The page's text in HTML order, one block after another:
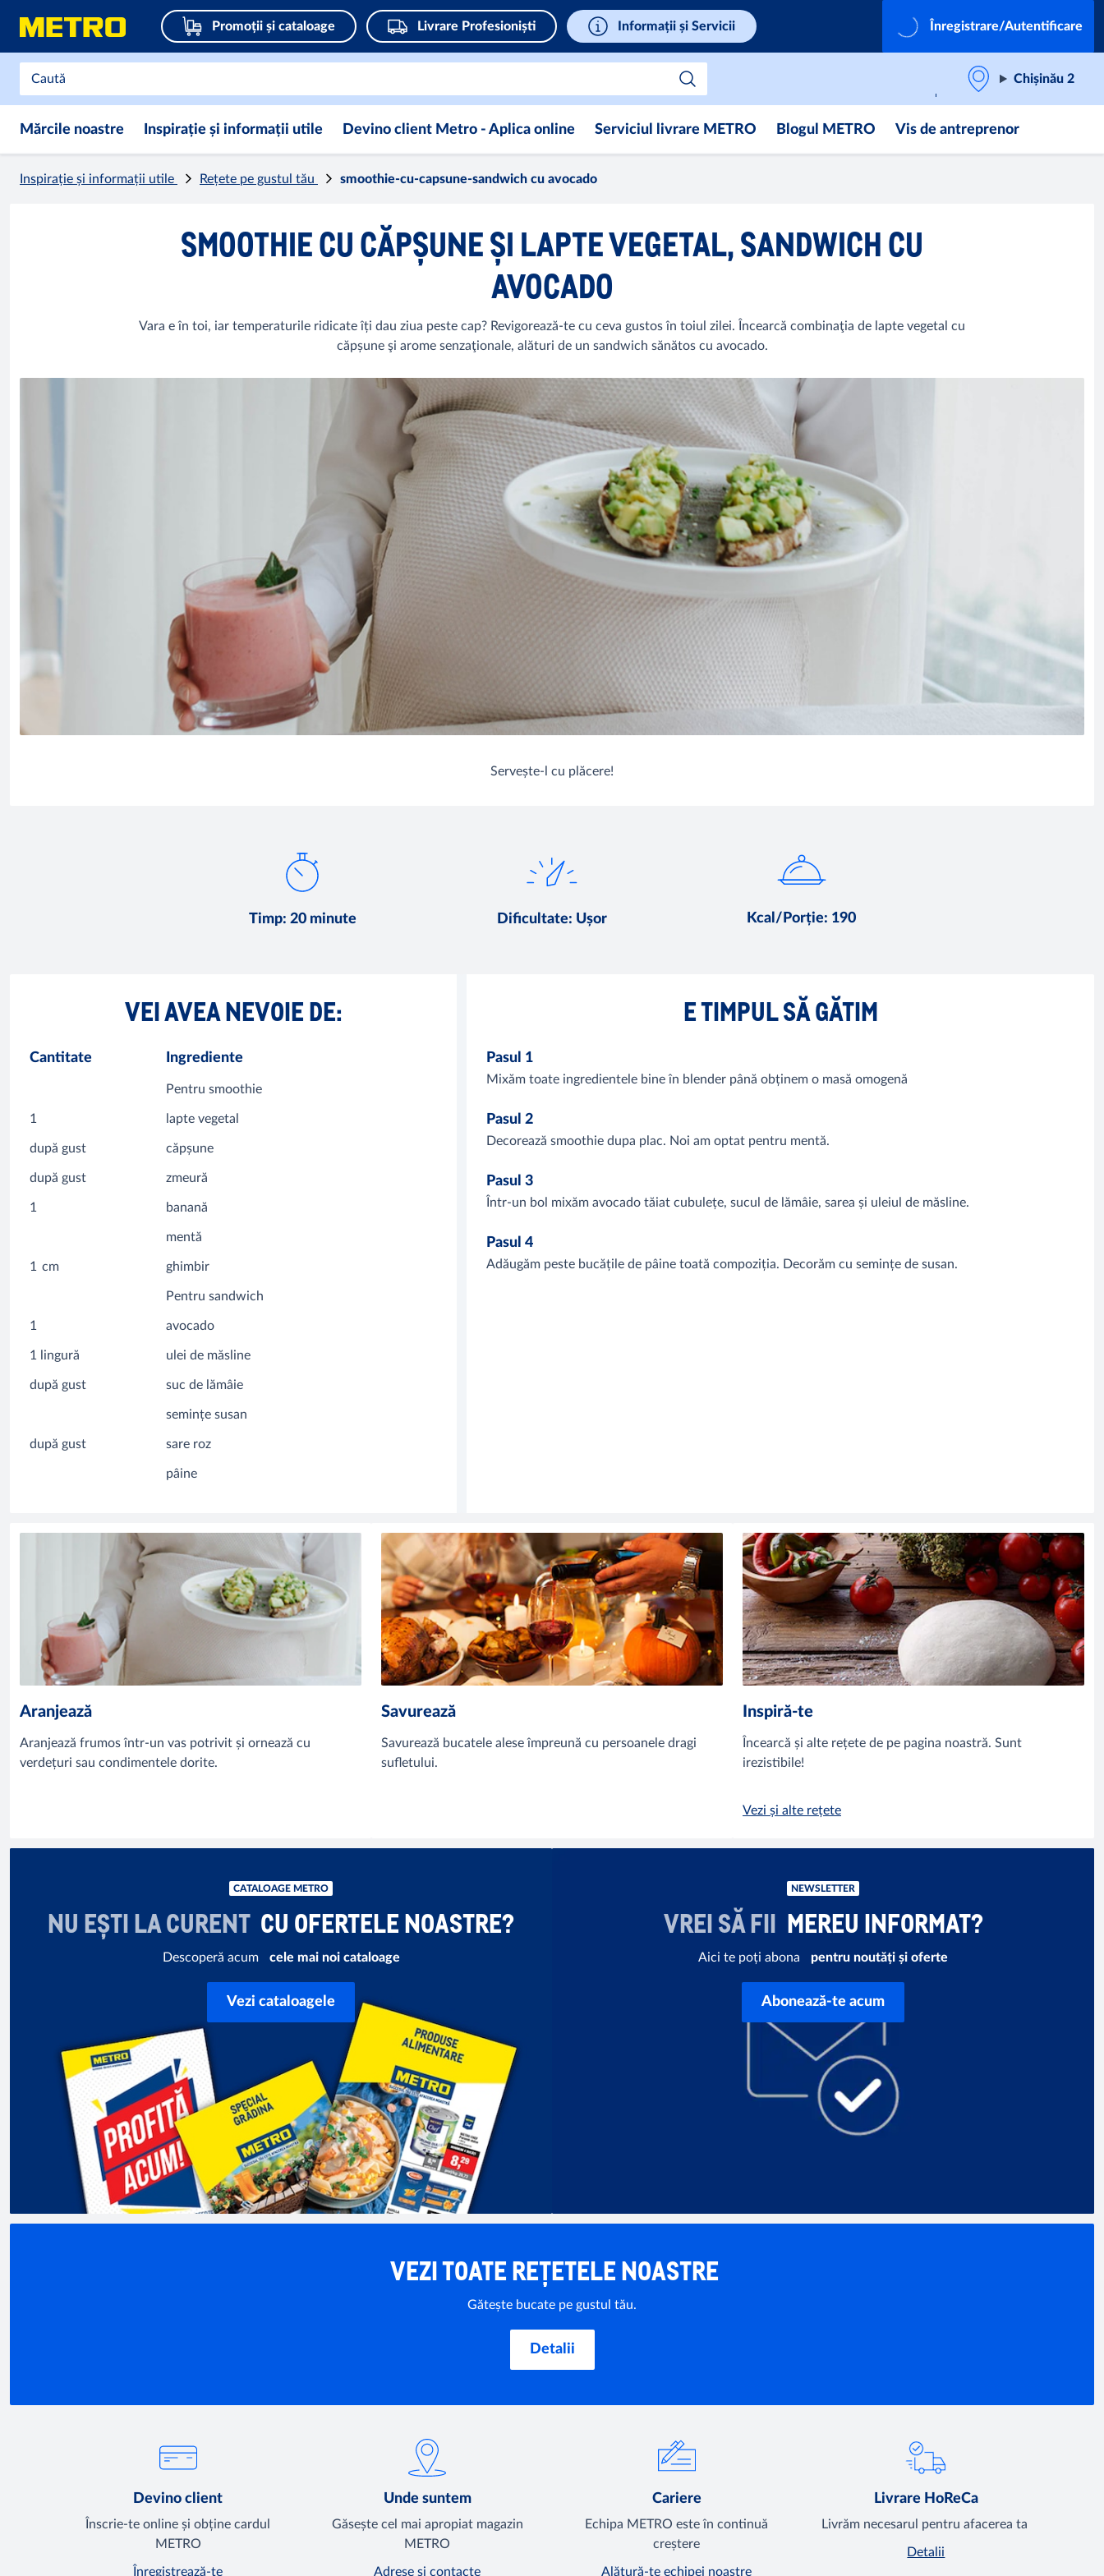
Promoții și cataloage Livrare Profesioniști Informații și Servicii Înregistrare/Autentificare
Chișinău 2
Mărcile noastre Inspirație și informații utile Devino client Metro - Aplica online Serviciul livrare METRO Blogul METRO Vis de antreprenor
Inspirație și informații utile Rețete pe gustul tău smoothie-cu-capsune-sandwich cu avocado
SMOOTHIE CU CĂPȘUNE ȘI LAPTE VEGETAL, SANDWICH CU
AVOCADO
Vara e în toi, iar temperaturile ridicate îți dau ziua peste cap? Revigorează-te cu ceva gustos în toiul zilei. Încearcă combinaţia de lapte vegetal cu
căpșune şi arome senzaţionale, alături de un sandwich sănătos cu avocado.
Servește-l cu plăcere!
Timp: 20 minute Dificultate: Ușor Kcal/Porție: 190
VEI AVEA NEVOIE DE:
Cantitate Ingrediente
Pentru smoothie
1 lapte vegetal
după gust căpșune
după gust zmeură
1 banană
mentă
1 cm ghimbir
Pentru sandwich
1 avocado
1 lingură ulei de măsline
după gust suc de lămâie
semințe susan
după gust sare roz
pâine
E TIMPUL SĂ GĂTIM
Pasul 1
Mixăm toate ingredientele bine în blender până obținem o masă omogenă
Pasul 2
Decorează smoothie dupa plac. Noi am optat pentru mentă.
Pasul 3
Într-un bol mixăm avocado tăiat cubulețe, sucul de lămâie, sarea și uleiul de măsline.
Pasul 4
Adăugăm peste bucățile de pâine toată compoziția. Decorăm cu semințe de susan.
Aranjează
Aranjează frumos într-un vas potrivit și ornează cu
verdețuri sau condimentele dorite.
Savurează
Savurează bucatele alese împreună cu persoanele dragi
sufletului.
Inspiră-te
Încearcă și alte rețete de pe pagina noastră. Sunt
irezistibile!
Vezi și alte rețete
CATALOAGE METRO
NU EȘTI LA CURENT CU OFERTELE NOASTRE?
Descoperă acum cele mai noi cataloage
Vezi cataloagele
NEWSLETTER
VREI SĂ FII MEREU INFORMAT?
Aici te poți abona pentru noutăți și oferte
Abonează-te acum
VEZI TOATE REȚETELE NOASTRE
Gătește bucate pe gustul tău.
Detalii
Devino client
Înscrie-te online și obține cardul
METRO
Înregistrează-te
Unde suntem
Găsește cel mai apropiat magazin
METRO
Adrese și contacte
Cariere
Echipa METRO este în continuă
creștere
Alătură-te echipei noastre
Livrare HoReCa
Livrăm necesarul pentru afacerea ta
Detalii